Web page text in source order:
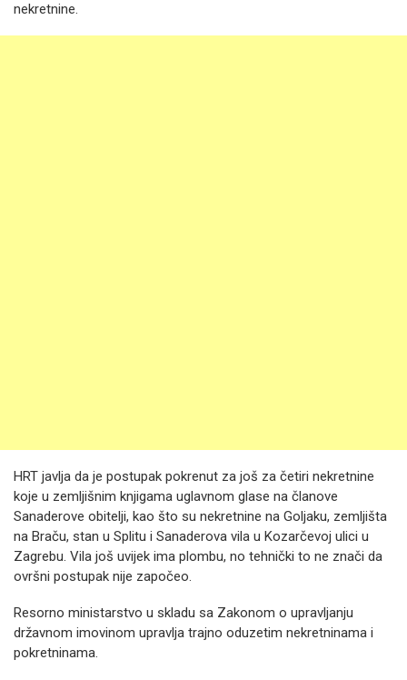
nekretnine.
HRT javlja da je postupak pokrenut za još za četiri nekretnine
koje u zemljišnim knjigama uglavnom glase na članove
Sanaderove obitelji, kao što su nekretnine na Goljaku, zemljišta
na Braču, stan u Splitu i Sanaderova vila u Kozarčevoj ulici u
Zagrebu. Vila još uvijek ima plombu, no tehnički to ne znači da
ovršni postupak nije započeo.
Resorno ministarstvo u skladu sa Zakonom o upravljanju
državnom imovinom upravlja trajno oduzetim nekretninama i
pokretninama.